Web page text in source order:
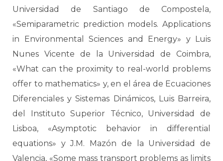
Universidad de Santiago de Compostela,
«Semiparametric prediction models. Applications
in Environmental Sciences and Energy» y Luis
Nunes Vicente de la Universidad de Coimbra,
«What can the proximity to real-world problems
offer to mathematics» y, en el área de Ecuaciones
Diferenciales y Sistemas Dinámicos, Luis Barreira,
del Instituto Superior Técnico, Universidad de
Lisboa, «Asymptotic behavior in differential
equations» y J.M. Mazón de la Universidad de
Valencia, «Some mass transport problems as limits